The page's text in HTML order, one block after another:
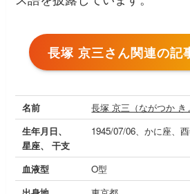
長塚 京三さん関連の記
名前
長塚 京三（ながつか き
生年月日、
星座、 干支
1945/07/06、かに座、
血液型
O型